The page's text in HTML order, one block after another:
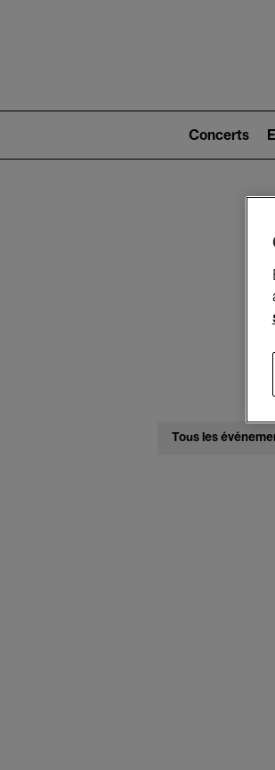
2)
Concerts
Tous les